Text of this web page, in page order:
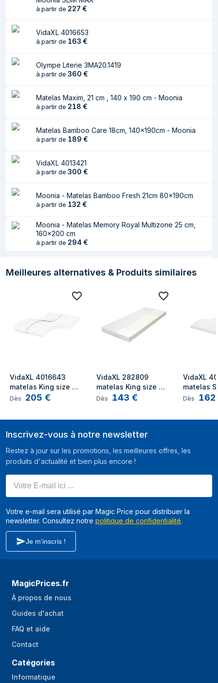
Longueur du
2200 mm
100 mm
Caractéristiques
Dimension du
Matelas
High density foam mattress
Nombre de zones
de confort
Couleur du produit
Couverture
Oui
à partir de 227 €
VidaXL 4016653
à partir de 163 €
Olympe Literie 3MA20.1419
à partir de 360 €
Matelas Maxim, 21 cm , 140 x 190 cm - Moonia
à partir de 218 €
Matelas Bamboo Care 18cm, 140x190cm - Moonia
à partir de 189 €
VidaXL 4013421
à partir de 300 €
Moonia - Matelas Bamboo Fresh 21cm 80x190cm
à partir de 132 €
Moonia - Matelas Memory Royal Multizone 25 cm,
160x200 cm
à partir de 294 €
Meilleures alternatives & Produits similaires
VidaXL 4016643
matelas King size
High density foam
Dès 205 €
VidaXL 282809
matelas King size
High density foam
Dès 143 €
VidaXL
matelas
size High
Dès 162
Inscrivez-vous à notre newsletter
Restez à jour sur les promotions, les meilleures offres, les
produits d'actualité et bien plus encore !
Votre e-mail sera utilisé par Magic Price pour distribuer la
newsletter. Consultez notre politique de confidentialité.
Je m'inscris !
MagicPrices.fr
À propos de nous
Guides d'achat
FAQ et aide
Contact
Catégories
Informatique